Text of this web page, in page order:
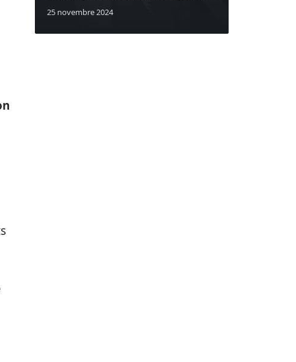
25 novembre 2024